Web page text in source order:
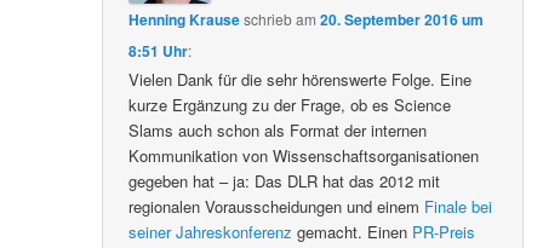
Henning Krauseschriebam20. September 2016 um
8:51 Uhr:
Vielen Dank für die sehr hörenswerte Folge. Eine
kurze Ergänzung zu der Frage, ob es Science
Slams auch schon als Format der internen
Kommunikation von Wissenschaftsorganisationen
gegeben hat – ja: Das DLR hat das 2012 mit
regionalen Vorausscheidungen und einem Finale bei
seiner Jahreskonferenz gemacht. Einen PR-Preis